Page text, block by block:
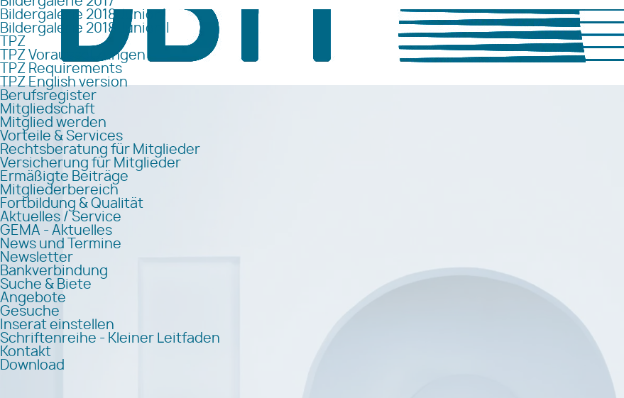
Bildergalerie 2018 Junior I
Bildergalerie 2018 Junior II
TPZ
TPZ Voraussetzungen
TPZ Requirements
TPZ English version
Berufsregister
Mitgliedschaft
Mitglied werden
Vorteile & Services
Rechtsberatung für Mitglieder
Versicherung für Mitglieder
Ermäßigte Beiträge
Mitgliederbereich
Fortbildung & Qualität
Aktuelles / Service
GEMA - Aktuelles
News und Termine
Newsletter
Bankverbindung
Suche & Biete
Angebote
Gesuche
Inserat einstellen
Schriftenreihe - Kleiner Leitfaden
Kontakt
Download